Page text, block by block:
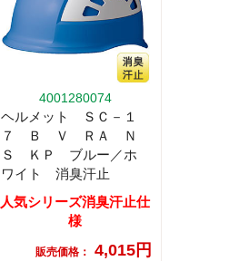
4001280074
ヘルメット ＳＣ－１
７ Ｂ Ｖ ＲＡ Ｎ
Ｓ ＫＰ ブルー／ホ
ワイト 消臭汗止
人気シリーズ消臭汗止仕
様
販売価格： 4,015円